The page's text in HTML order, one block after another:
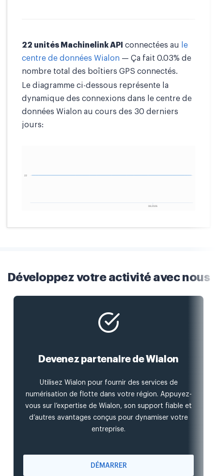
22 unités Machinelink API connectées au
le
centre de données Wialon — Ça fait 0.03% de
nombre total des boîtiers GPS connectés.
Le diagramme ci-dessous représente la
dynamique des connexions dans le centre de
données Wialon au cours des 30 derniers
jours:
Développez votre activité avec nous
Devenez partenaire de Wialon
Utilisez Wialon pour fournir des services de
numérisation de flotte dans votre région. Appuyez-
vous sur l’expertise de Wialon, son support fiable et
d’autres avantages conçus pour dynamiser votre
entreprise.
DÉMARRER